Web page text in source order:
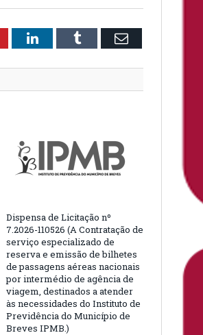
LinkedInTumblr Email
Dispensa de Licitação nº
7.2026-110526 (A Contratação de
serviço especializado de
reserva e emissão de bilhetes
de passagens aéreas nacionais
por intermédio de agência de
viagem, destinados a atender
às necessidades do Instituto de
Previdência do Município de
Breves IPMB.)